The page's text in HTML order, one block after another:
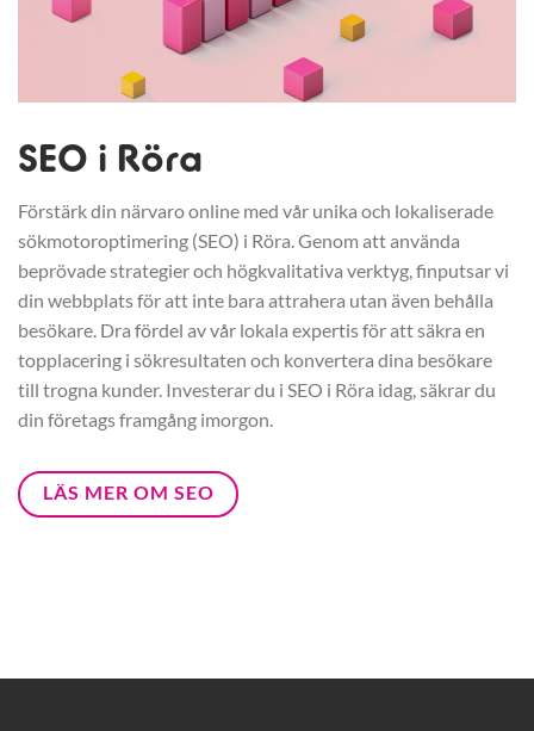
SEO i Röra
Förstärk din närvaro online med vår unika och lokaliserade
sökmotoroptimering (SEO) i Röra. Genom att använda
beprövade strategier och högkvalitativa verktyg, finputsar vi
din webbplats för att inte bara attrahera utan även behålla
besökare. Dra fördel av vår lokala expertis för att säkra en
topplacering i sökresultaten och konvertera dina besökare
till trogna kunder. Investerar du i SEO i Röra idag, säkrar du
din företags framgång imorgon.
LÄS MER OM SEO